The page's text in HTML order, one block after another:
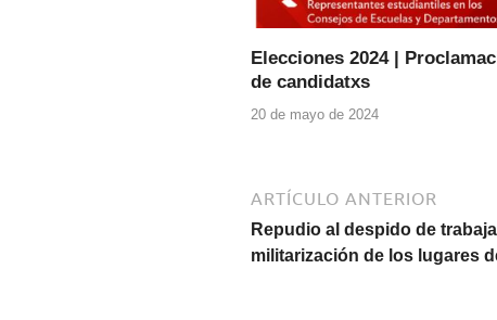
Elecciones 2024 |
de candidatxs
20 de mayo de 2024
ARTÍCULO ANTERIOR
Repudio al despido de
militarización de los lugares